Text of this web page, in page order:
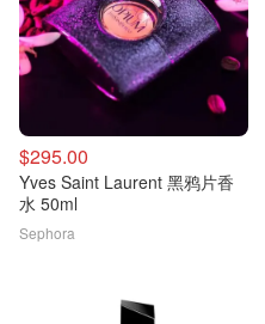
$295.00
Yves Saint Laurent 黑鸦片香
水 50ml
Sephora